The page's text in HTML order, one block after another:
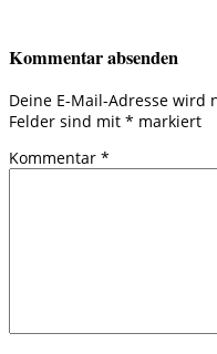
Kommentar absenden
Deine E-Mail-Adresse wird
Felder sind mit * markiert
Kommentar *